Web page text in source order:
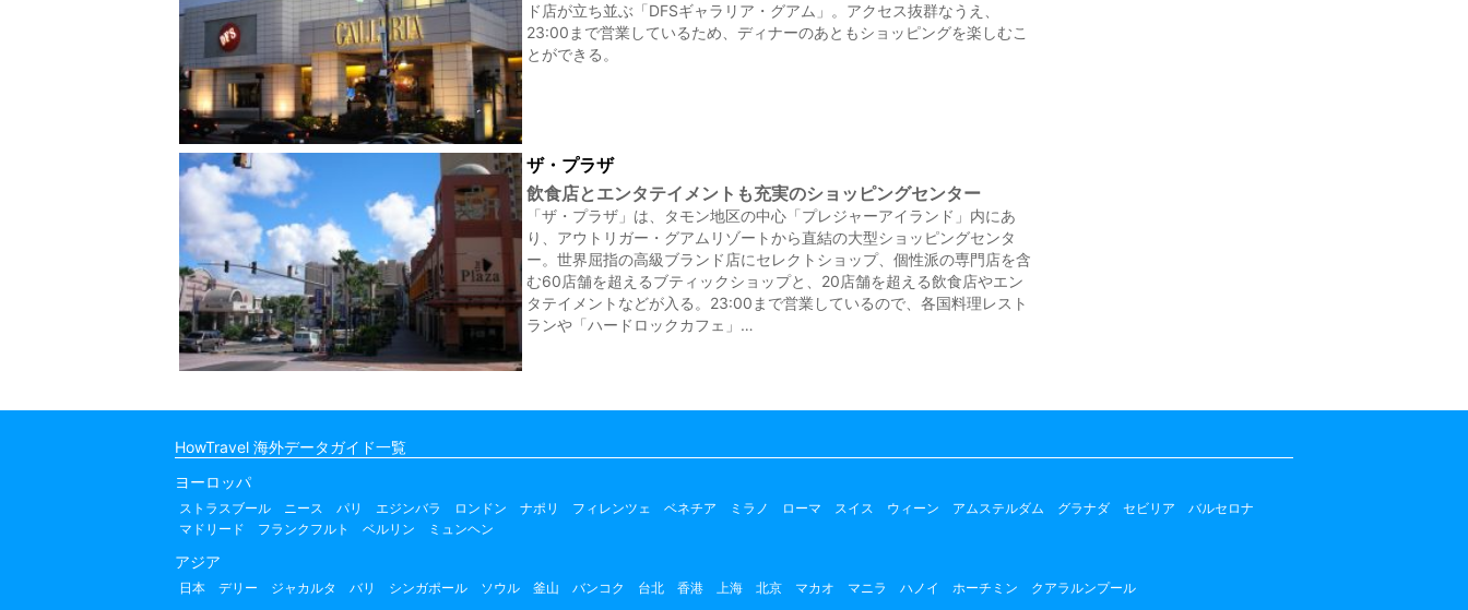
ド店が立ち並ぶ「DFSギャラリア・グアム」。アクセス抜群なうえ、
23:00まで営業しているため、ディナーのあともショッピングを楽しむこ
とができる。
ザ・プラザ
飲食店とエンタテイメントも充実のショッピングセンター
「ザ・プラザ」は、タモン地区の中心「プレジャーアイランド」内にあ
り、アウトリガー・グアムリゾートから直結の大型ショッピングセンタ
ー。世界屈指の高級ブランド店にセレクトショップ、個性派の専門店を含
む60店舗を超えるブティックショップと、20店舗を超える飲食店やエン
タテイメントなどが入る。23:00まで営業しているので、各国料理レスト
ランや「ハードロックカフェ」…
HowTravel 海外データガイド一覧
ヨーロッパ
ストラスブール ニース パリ エジンバラ ロンドン ナポリ フィレンツェ ベネチア ミラノ ローマ スイス ウィーン アムステルダム グラナダ セビリア
バルセロナ
マドリード
フランクフルト ベルリン ミュンヘン
アジア
日本 デリー ジャカルタ バリ シンガポール ソウル 釜山 バンコク 台北 香港 上海 北京 マカオ マニラ ハノイ ホーチミン クアラルンプール